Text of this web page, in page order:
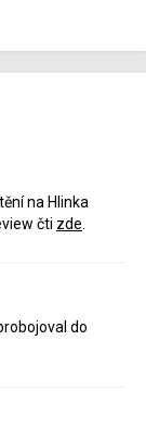
na Hlinka
čti zde
do